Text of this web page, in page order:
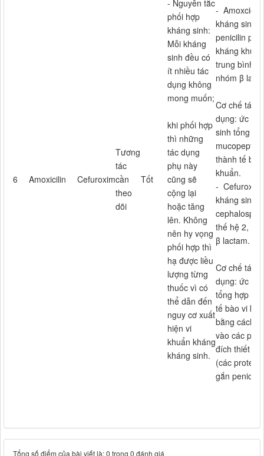
6 Amoxicilin Cefuroxim
Tương
tác
cần
theo
dõi
Tốt
- Nguyên tắc
phối hợp
kháng sinh:
Mỗi kháng
sinh đều có
ít nhiều tác
dụng không
mong muốn;
khi phối hợp
thì những
tác dụng
phụ này
cũng sẽ
cộng lại
hoặc tăng
lên. Không
nên hy vọng
phối hợp thì
hạ được liều
lượng từng
thuốc vì có
thể dẫn đến
nguy cơ xuất
hiện vi
khuẩn kháng
kháng sinh.
-
kháng sinh
penicilin phổ
kháng khuẩn
trung bình,
nhóm β
Cơ chế tác
dụng: ức chế
sinh tổng
mucopeptid
thành tế
khuẩn.
- Cefuroxim
kháng sinh
thế hệ 2,
β lactam.
Cơ chế tác
dụng: ức chế
tổng hợp
tế bào vi
bằng cách
vào các
đích thiết
(các protein
gắn
Tổng số điểm của bài viết là: 0 trong 0 đánh giá